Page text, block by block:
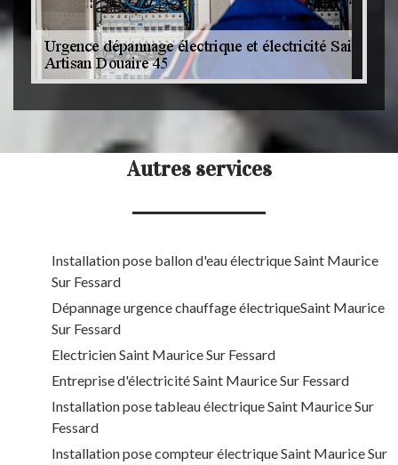
Autres services
Installation pose ballon d'eau électrique Saint Maurice
Sur Fessard
Dépannage urgence chauffage électriqueSaint Maurice
Sur Fessard
Electricien Saint Maurice Sur Fessard
Entreprise d'électricité Saint Maurice Sur Fessard
Installation pose tableau électrique Saint Maurice Sur
Fessard
Installation pose compteur électrique Saint Maurice Sur